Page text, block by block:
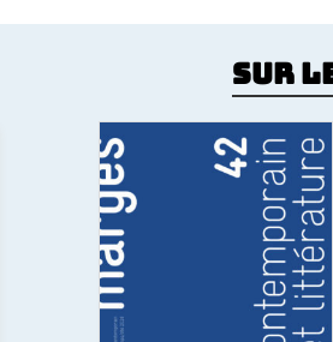
Sur
Art contemporain et
littérature
Quelles sont les relations
entre art contemporain et
littérature ? A travers des
exemples allant des